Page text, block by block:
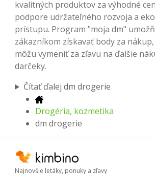
kvalitných produktov za výhodné
podpore udržateľného rozvoja a
prístupu. Program "moja dm"
zákazníkom získavať body za
môžu vymeniť za zľavu na ďalšie
darčeky.
Čítať ďalej dm drogerie
Drogéria, kozmetika
dm drogerie
Najnovšie letáky, ponuky a zľavy